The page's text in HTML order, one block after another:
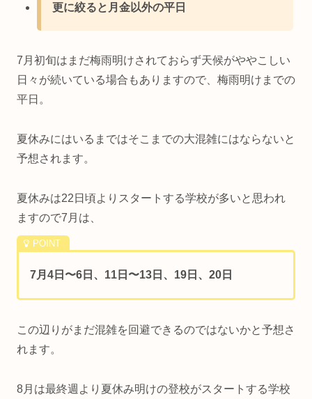
更に絞ると月金以外の平日
7月初旬はまだ梅雨明けされておらず天候がややこしい
日々が続いている場合もありますので、梅雨明けまでの
平日。
夏休みにはいるまではそこまでの大混雑にはならないと
予想されます。
夏休みは22日頃よりスタートする学校が多いと思われ
ますので7月は、
7月4日〜6日、11日〜13日、19日、20日
この辺りがまだ混雑を回避できるのではないかと予想さ
れます。
8月は最終週より夏休み明けの登校がスタートする学校